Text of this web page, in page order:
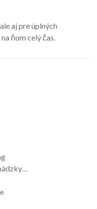
aj pre úplných
ňom celý čas.